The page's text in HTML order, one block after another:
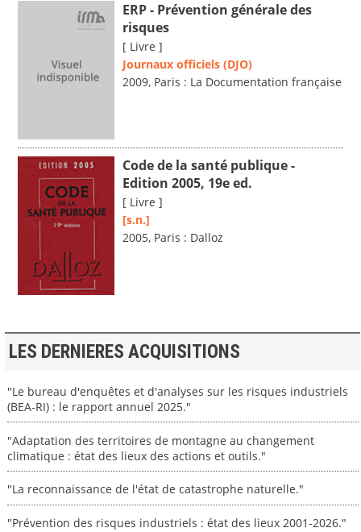
ERP - Prévention générale des
risques
[ Livre ]
Journaux officiels (DJO)
2009, Paris : La Documentation française
Code de la santé publique -
Edition 2005, 19e ed.
[ Livre ]
[s.n.]
2005, Paris : Dalloz
LES DERNIERES ACQUISITIONS
"Le bureau d'enquêtes et d'analyses sur les risques industriels
(BEA-RI) : le rapport annuel 2025."
"Adaptation des territoires de montagne au changement
climatique : état des lieux des actions et outils."
"La reconnaissance de l'état de catastrophe naturelle."
"Prévention des risques industriels : état des lieux 2001-2026."